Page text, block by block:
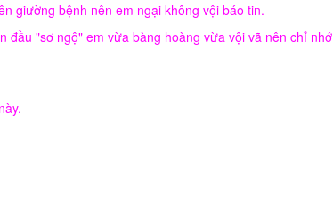
giường bệnh nên em ngại không vội báo tin.
đầu "sơ ngộ" em vừa bàng hoàng vừa vội vã nên chỉ nhớ